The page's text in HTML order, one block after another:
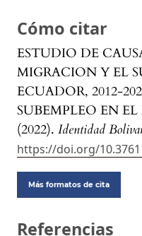
Cómo citar
ESTUDIO DE
MIGRACION Y EL
ECUADOR, 2012-
SUBEMPLEO EN
(2022). Identidad
https://doi.org/
Más formatos de cita
Referencias